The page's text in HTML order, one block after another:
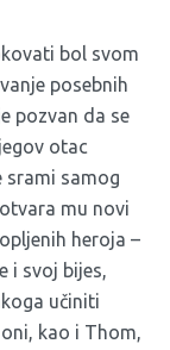
bol svom
posebnih
pozvan da se
otac
srami samog
mu novi
heroja –
i svoj bijes,
učiniti
kao i Thom,